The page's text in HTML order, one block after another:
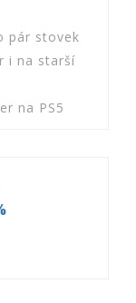
pár stovek
i na starší
na PS5